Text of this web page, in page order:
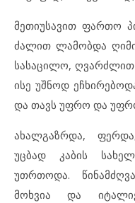
მეთიუსავით ფართო
ძალით ლამობდა
სასაცილო,
ისე უშნოდ
და თავს უფრო და
ახალგაზრდა,
უცბად კაბის
უთრთოდა.
მოხვია და